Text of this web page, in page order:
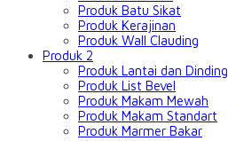
Produk Batu Sikat
Produk Kerajinan
Produk Wall Clauding
Produk 2
Produk Lantai dan Dinding
Produk List Bevel
Produk Makam Mewah
Produk Makam Standart
Produk Marmer Bakar